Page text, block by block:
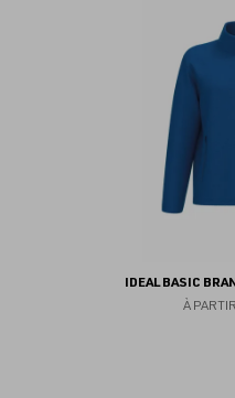
IDEAL BASIC
À